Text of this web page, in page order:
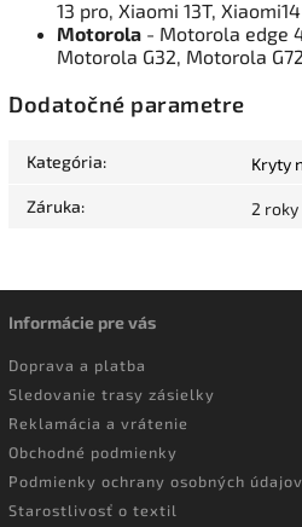
13 pro, Xiaomi 13T, Xiaomi14
Motorola - Motorola edge
Motorola G32, Motorola G72
Dodatočné parametre
Kategória: Kryty
Záruka: 2 roky
Informácie pre vás
Doprava a platba
Sledovanie trasy zásielky
Reklamácia a vrátenie
Obchodné podmienky
Podmienky ochrany osobných údajov
Starostlivosť o textil